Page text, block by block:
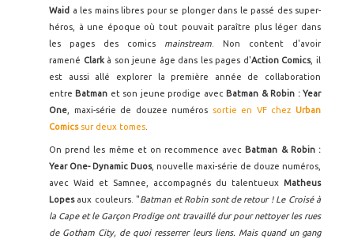
Waid a les mains libres pour se plonger dans le passé des super-
héros, à une époque où tout pouvait paraître plus léger dans
les pages des comics mainstream . Non content d'avoir
ramené Clark à son jeune âge dans les pages d'Action Comics, il
est aussi allé explorer la première année de collaboration
entre Batman et son jeune prodige avec Batman & Robin : Year
One , maxi-série de douzee numéros sortie en VF chezUrban
Comicssur deux tomes
On prend les même et on recommence avec Batman & Robin :
Year One- Dynamic Duos, nouvelle maxi-série de douze numéros,
avec Waid et Samnee, accompagnés du talentueux Matheus
Lopes aux couleurs. "Batman et Robin sont de retour ! Le Croisé à
la Cape et le Garçon Prodige ont travaillé dur pour nettoyer les rues
de Gotham City, de quoi resserrer leurs liens. Mais quand un gang